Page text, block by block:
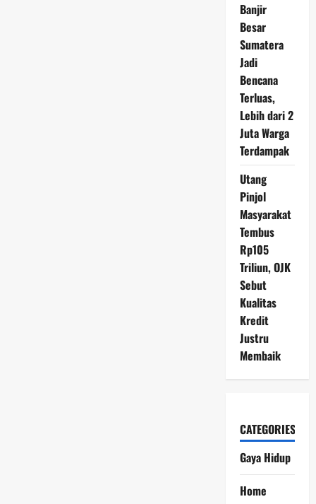
Banjir
Besar
Sumatera
Jadi
Bencana
Terluas,
Lebih dari 2
Juta Warga
Terdampak
Utang
Pinjol
Masyarakat
Tembus
Rp105
Triliun, OJK
Sebut
Kualitas
Kredit
Justru
Membaik
CATEGORIES
Gaya Hidup
Home